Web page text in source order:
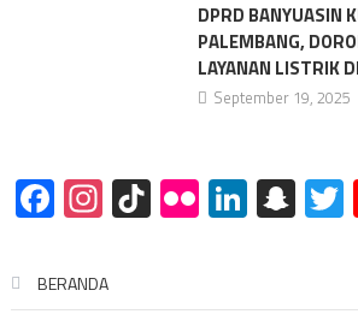
DPRD BANYUASIN
PALEMBANG,
LAYANAN LISTRIK
September 19, 2025
Facebook
Instagram
TikTok
Flickr
BERANDA